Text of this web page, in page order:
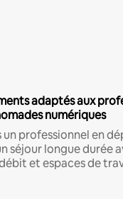
adaptés aux
numériques
un professionnel en
séjour longue durée
et espaces de